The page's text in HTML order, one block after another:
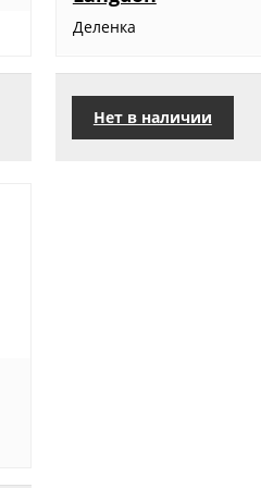
Деленка
Нет в наличии